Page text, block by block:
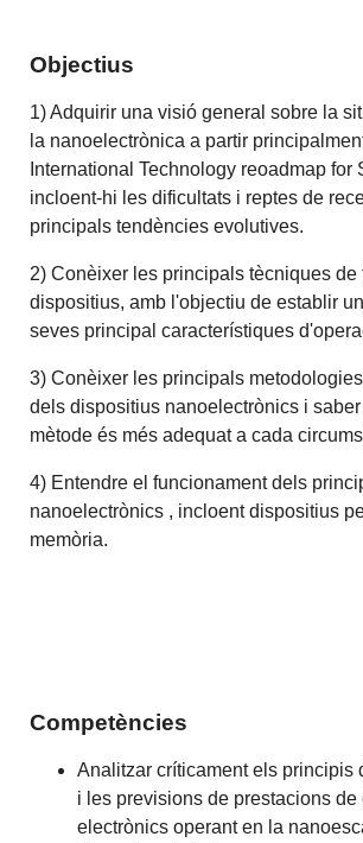
Objectius
1) Adquirir una visió general sobre la
la nanoelectrònica a partir
International Technology reoadmap for
incloent-hi les dificultats i reptes de
principals tendències evolutives.
2) Conèixer les principals tècniques de
dispositius, amb l'objectiu de establir
seves principal característiques
3) Conèixer les principals
dels dispositius nanoelectrònics i
mètode és més adequat a cada
4) Entendre el funcionament dels
nanoelectrònics , incloent dispositius
memòria.
Competències
Analitzar críticament els principis
i les previsions de prestacions
electrònics operant en la